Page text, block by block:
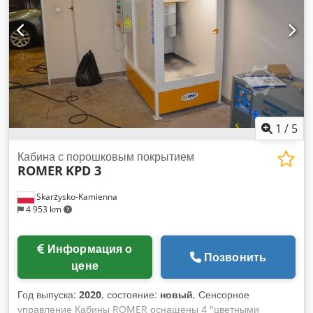
техники • Специализированные мастерские по ремонту
дизельных двигателей • Учебные центры и технические
лаборатории
1 / 5
Skarżysko-Kamienna
4 953 km
Кабина с порошковым покрытием
ROMER KPD 3
цене
Позвонить
Год выпуска: 2020, состояние: новый, Сенсорное
управление Кабины ROMER оснащены 4 "цветными